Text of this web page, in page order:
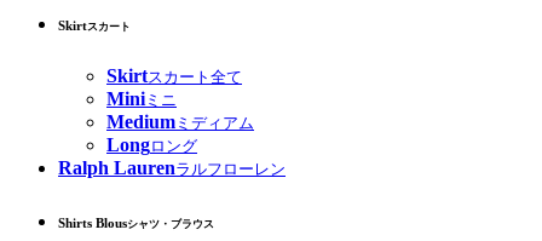
Skirtスカート
Skirtスカート全て
Miniミニ
Medium ミディアム
Longロング
Ralph Laurenラルフローレン
Shirts Blousシャツ・ブラウス